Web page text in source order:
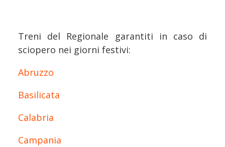
Treni del Regionale garantiti in caso di
sciopero nei giorni festivi:
Abruzzo
Basilicata
Calabria
Campania